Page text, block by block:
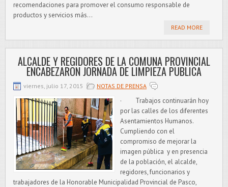
recomendaciones para promover el consumo responsable de
productos y servicios más...
READ MORE
ALCALDE Y REGIDORES DE LA COMUNA PROVINCIAL
ENCABEZARON JORNADA DE LIMPIEZA PUBLICA
viernes, julio 17, 2015 NOTAS DE PRENSA
· Trabajos continuarán hoy
por las calles de los diferentes
Asentamientos Humanos.
Cumpliendo con el
compromiso de mejorar la
imagen pública y en presencia
de la población, el alcalde,
regidores, funcionarios y
trabajadores de la Honorable Municipalidad Provincial de Pasco,